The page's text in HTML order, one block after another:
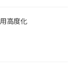
高度化